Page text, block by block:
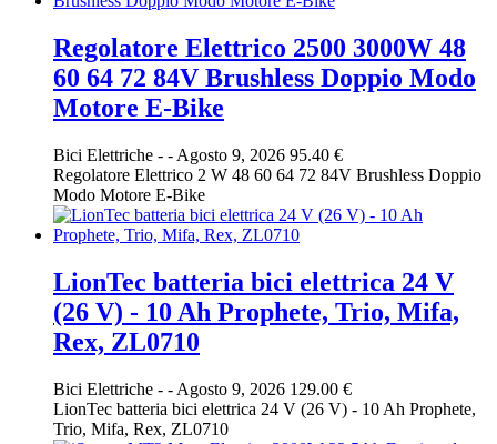
Regolatore Elettrico 2500 3000W 48
60 64 72 84V Brushless Doppio Modo
Motore E-Bike
Bici Elettriche - - Agosto 9, 2026 95.40 €
Regolatore Elettrico 2 W 48 60 64 72 84V Brushless Doppio
Modo Motore E-Bike
LionTec batteria bici elettrica 24 V
(26 V) - 10 Ah Prophete, Trio, Mifa,
Rex, ZL0710
Bici Elettriche - - Agosto 9, 2026 129.00 €
LionTec batteria bici elettrica 24 V (26 V) - 10 Ah Prophete,
Trio, Mifa, Rex, ZL0710